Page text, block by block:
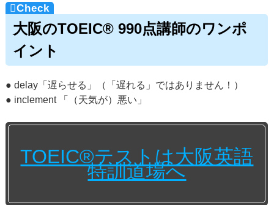
大阪のTOEIC® 990点講師のワンポ
イント
● delay「遅らせる」（「遅れる」ではありません！）
● inclement 「（天気が）悪い」
TOEIC®テストは大阪英語
特訓道場へ